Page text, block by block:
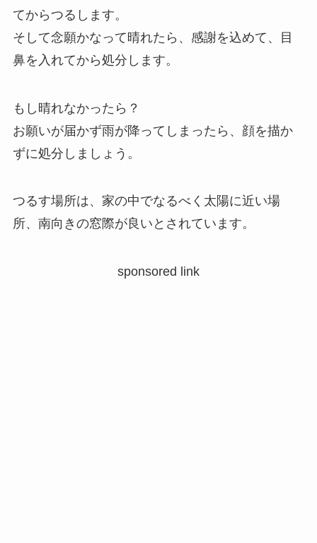
てからつるします。
そして念願かなって晴れたら、感謝を込めて、目
鼻を入れてから処分します。
もし晴れなかったら？
お願いが届かず雨が降ってしまったら、顔を描か
ずに処分しましょう。
つるす場所は、家の中でなるべく太陽に近い場
所、南向きの窓際が良いとされています。
sponsored link